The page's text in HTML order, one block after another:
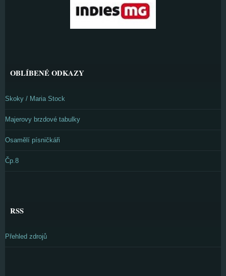
OBLÍBENÉ ODKAZY
Skoky / Maria Stock
Majerovy brzdové tabulky
Osamělí písničkáři
Čp.8
RSS
Přehled zdrojů